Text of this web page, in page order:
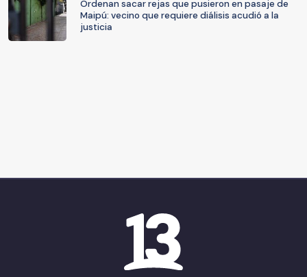
Ordenan sacar rejas que pusieron en pasaje de
Maipú: vecino que requiere diálisis acudió a la
justicia